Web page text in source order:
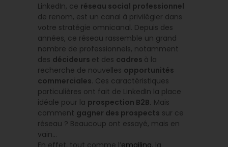
LinkedIn, ce réseau social professionnel
de renom, est un canal à privilégier dans
votre stratégie omnicanal. Depuis des
années, ce réseau rassemble un grand
nombre de professionnels, notamment
des décideurs et des cadres à la
recherche de nouvelles opportunités
commerciales. Ces caractéristiques
particulières ont fait de LinkedIn la place
idéale pour la prospection B2B. Mais
comment gagner des prospects sur ce
réseau ? Beaucoup ont essayé, mais en
vain…
En effet, tout comme l’emailing, la